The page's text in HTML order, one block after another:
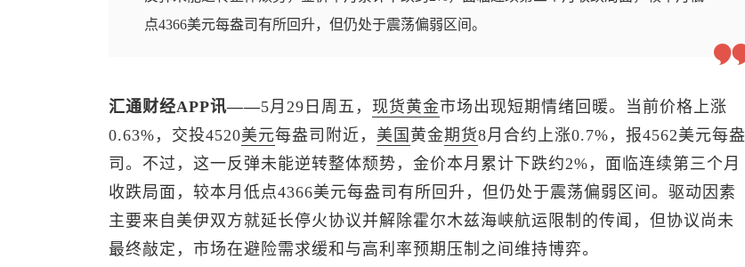
点4366美元每盎司有所回升，但仍处于震荡偏弱区间。
汇通财经APP讯——5月29日周五， 现货黄金市场出现短期情绪回暖。当前价格上涨
0.63%，交投4520美元每盎司附近， 美国 黄金期货8月合约上涨0.7%，报4562美元每盎
司。不过，这一反弹未能逆转整体颓势，金价本月累计下跌约2%，面临连续第三个月
收跌局面，较本月低点4366美元每盎司有所回升，但仍处于震荡偏弱区间。驱动因素
主要来自美伊双方就延长停火协议并解除霍尔木兹海峡航运限制的传闻，但协议尚未
最终敲定，市场在避险需求缓和与高利率预期压制之间维持博弈。